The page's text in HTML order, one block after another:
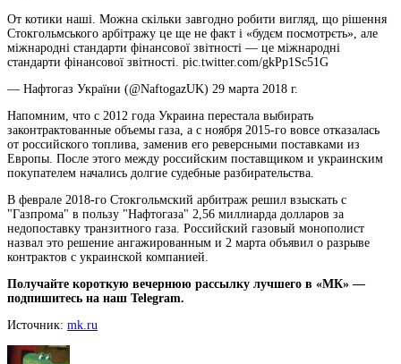
От котики наші. Можна скільки завгодно робити вигляд, що рішення
Стокгольмського арбітражу це ще не факт і «будєм посмотрєть», але
міжнародні стандарти фінансової звітності — це міжнародні
стандарти фінансової звітності. pic.twitter.com/gkPp1Sc51G
— Нафтогаз України (@NaftogazUK) 29 марта 2018 г.
Напомним, что с 2012 года Украина перестала выбирать
законтрактованные объемы газа, а с ноября 2015-го вовсе отказалась
от российского топлива, заменив его реверсными поставками из
Европы. После этого между российским поставщиком и украинским
покупателем начались долгие судебные разбирательства.
В феврале 2018-го Стокгольмский арбитраж решил взыскать с
"Газпрома" в пользу "Нафтогаза" 2,56 миллиарда долларов за
недопоставку транзитного газа. Российский газовый монополист
назвал это решение ангажированным и 2 марта объявил о разрыве
контрактов с украинской компанией.
Получайте короткую вечернюю рассылку лучшего в «МК» —
подпишитесь на наш Telegram.
Источник: mk.ru